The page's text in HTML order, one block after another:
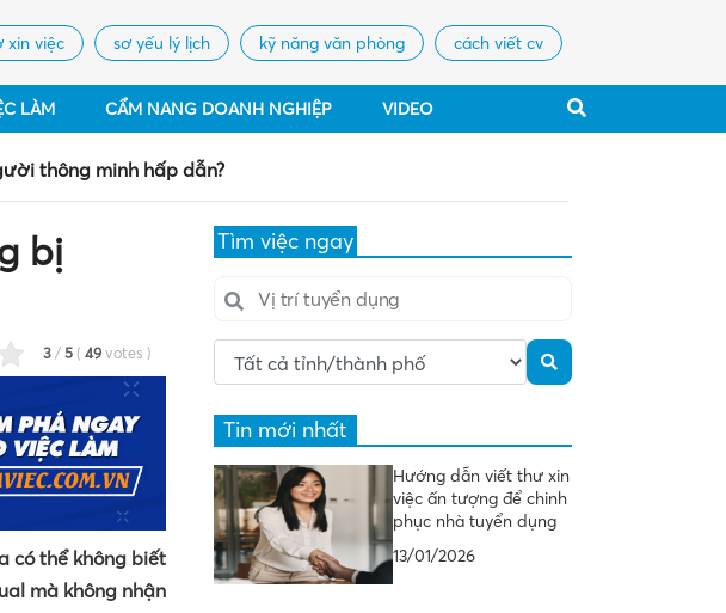
xin việc sơ yếu lý lịch kỹ năng văn phòng cách viết cv
LÀM CẨM NANG DOANH NGHIỆP VIDEO
thông minh hấp dẫn?
bị
3 / 5 ( 49 votes )
có thể không biết
mà không nhận
Tìm việc ngay
Tin mới nhất
Hướng dẫn viết thư xin
việc ấn tượng để chinh
phục nhà tuyển dụng
13/01/2026